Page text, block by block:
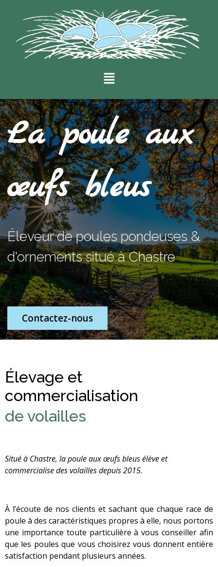
La poule aux
œufs bleus
Éleveur de poules pondeuses &
d'ornements situé à Chastre
Contactez-nous
Élevage et
commercialisation
de volailles
Situé à Chastre, la poule aux œufs bleus élève et
commercialise des volailles depuis 2015.
À l’écoute de nos clients et sachant que chaque race de
poule à des caractéristiques propres à elle, nous portons
une importance toute particulière à vous conseiller afin
que les poules que vous choisirez vous donnent entière
satisfaction pendant plusieurs années.